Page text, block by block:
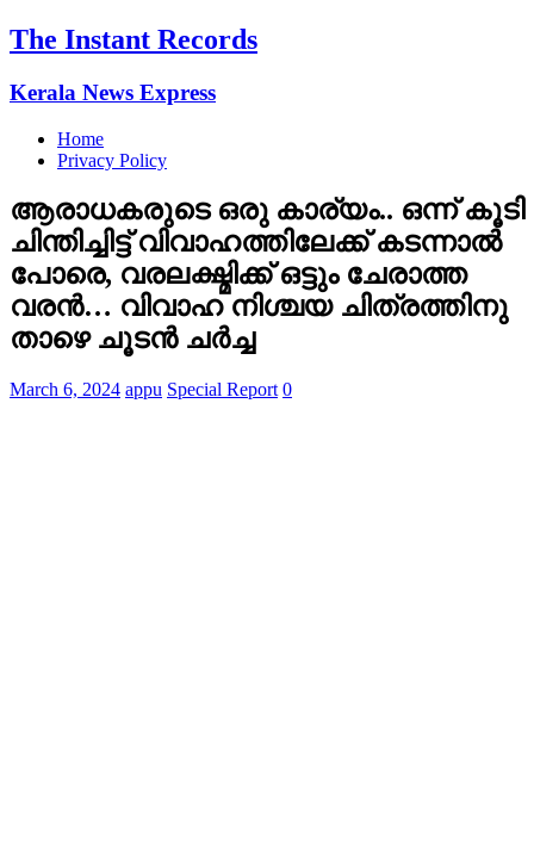
The Instant Records
Kerala News Express
Home
Privacy Policy
ആരാധകരുടെ ഒരു കാര്യം.. ഒന്ന് കൂടി
ചിന്തിച്ചിട്ട് വിവാഹത്തിലേക്ക് കടന്നാൽ
പോരെ, വരലക്ഷ്മിക്ക് ഒട്ടും ചേരാത്ത
വരൻ… വിവാഹ നിശ്ചയ ചിത്രത്തിനു
താഴെ ചൂടൻ ചർച്ച
March 6, 2024 appu Special Report 0